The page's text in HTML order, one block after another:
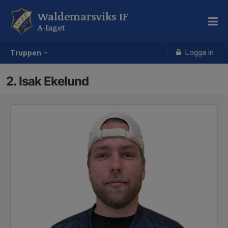
Truppen Logga in
Waldemarsviks IF
A-laget
2. Isak Ekelund